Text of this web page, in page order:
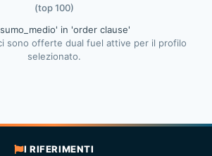
(top 100)
in 'order clause'
sono offerte dual fuel attive per il profilo
selezionato.
I RIFERIMENTI